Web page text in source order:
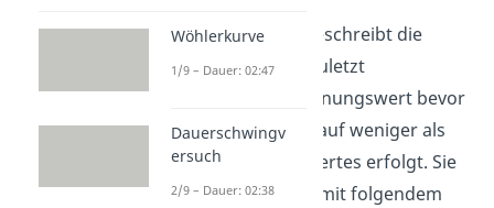
Bei den Polymeren beschreibt die
Bruchdehnung den zuletzt
aufgezeichneten Dehnungswert bevor
ein Spannungsabfall auf weniger als
10% des Festigkeitswertes erfolgt. Sie
wird bei diesen auch mit folgendem
Wöhlerkurve
1/9 – Dauer: 02:47
Dauerschwingv
ersuch
2/9 – Dauer: 02:38